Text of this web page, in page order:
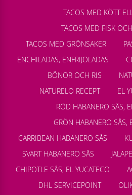
TACOS MED KÖTT
TACOS MED FISK
TACOS MED GRÖNSAKER
ENCHILADAS, ENFRIJOLADAS
BÖNOR OCH RIS
NATURELO RECEPT
EL
RÖD HABANERO SÅS,
GRÖN HABANERO SÅS,
CARRIBEAN HABANERO SÅS
SVART HABANERO SÅS
CHIPOTLE SÅS, EL YUCATECO
DHL SERVICEPOINT